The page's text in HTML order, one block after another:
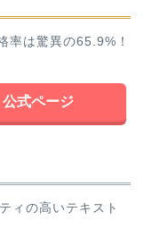
率は驚異の65.9%！
公式ページ
ィの高いテキスト